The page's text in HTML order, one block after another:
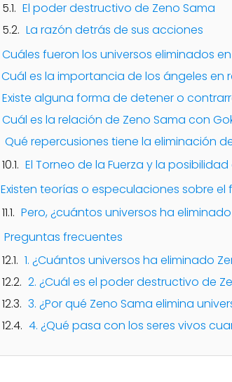
El poder destructivo de Zeno Sama
La razón detrás de sus acciones
Cuáles fueron los universos eliminados
Cuál es la importancia de los ángeles en
Existe alguna forma de detener o
Cuál es la relación de Zeno Sama con
Qué repercusiones tiene la eliminación
El Torneo de la Fuerza y la
Existen teorías o especulaciones sobre
Pero, ¿cuántos universos ha
Preguntas frecuentes
1. ¿Cuántos universos ha eliminado
2. ¿Cuál es el poder destructivo de
3. ¿Por qué Zeno Sama elimina
4. ¿Qué pasa con los seres vivos